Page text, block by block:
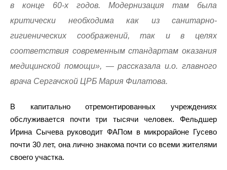
в конце 60-х годов. Модернизация там была
критически необходима как из санитарно-
гигиенических соображений, так и в целях
соответствия современным стандартам оказания
медицинской помощи», — рассказала и.о. главного
врача Сергачской ЦРБ Мария Филатова.
В капитально отремонтированных учреждениях
обслуживается почти три тысячи человек. Фельдшер
Ирина Сычева руководит ФАПом в микрорайоне Гусево
почти 30 лет, она лично знакома почти со всеми жителями
своего участка.